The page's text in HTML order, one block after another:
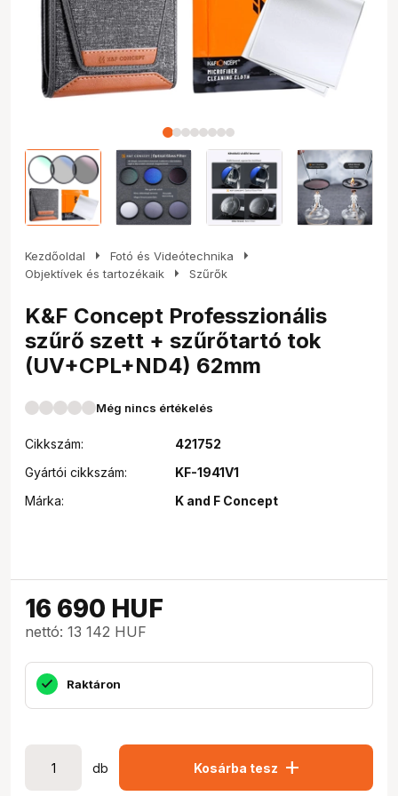
Kezdőoldal arrow_right Fotó és Videótechnika arrow_right
Objektívek és tartozékaik arrow_right Szűrők
K&F Concept Professzionális
szűrő szett + szűrőtartó tok
(UV+CPL+ND4) 62mm
Még nincs értékelés
Cikkszám:
421752
Gyártói cikkszám:
KF-1941V1
Márka:
K and F Concept
16 690 HUF
nettó: 13 142 HUF
Raktáron
db Kosárba tesz add